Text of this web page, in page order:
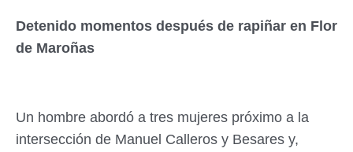
Detenido momentos después de rapiñar en Flor
de Maroñas
Un hombre abordó a tres mujeres próximo a la
intersección de Manuel Calleros y Besares y,